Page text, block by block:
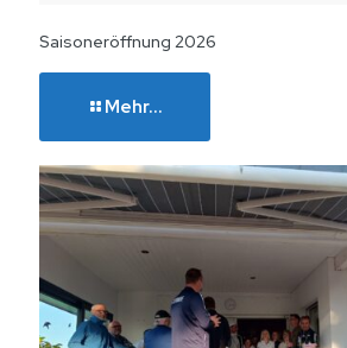
Saisoneröffnung 2026
Mehr...